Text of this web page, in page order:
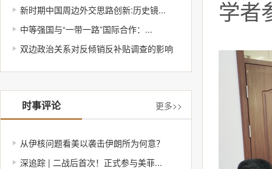
新时期中国周边外交思路创新:历史镜...
中等强国与“一带一路”国际合作：...
双边政治关系对反倾销反补贴调查的影响
时事评论 更多>>
从伊核问题看美以袭击伊朗所为何意？
深追踪 | 二战后首次！正式参与美菲...
学者